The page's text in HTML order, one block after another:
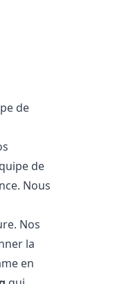
de
de
Nous
Nos
la
en